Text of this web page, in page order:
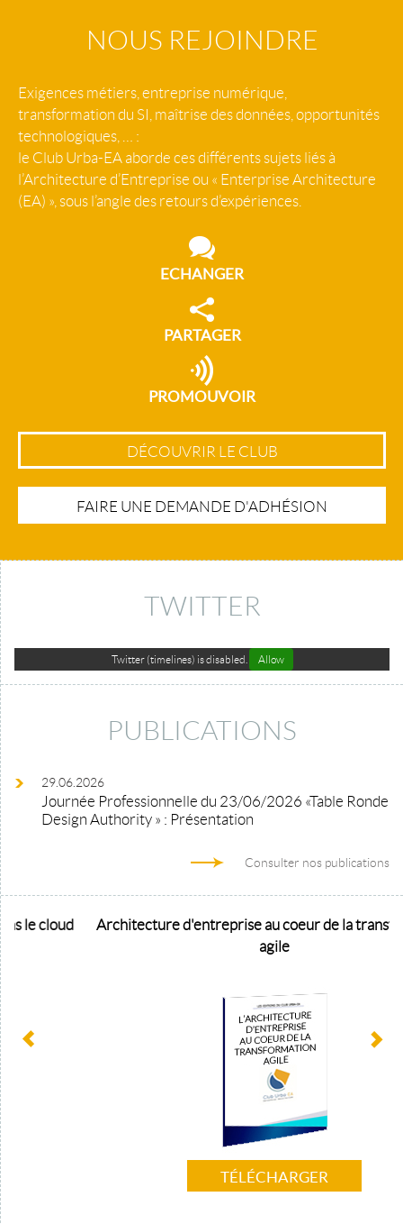
NOUS REJOINDRE
Exigences métiers, entreprise numérique,
transformation du SI, maîtrise des données, opportunités
technologiques, … :
le Club Urba-EA aborde ces différents sujets liés à
l’Architecture d’Entreprise ou « Enterprise Architecture
(EA) », sous l’angle des retours d’expériences.
ECHANGER
PARTAGER
PROMOUVOIR
DÉCOUVRIR LE CLUB
FAIRE UNE DEMANDE D'ADHÉSION
TWITTER
Twitter (timelines) is disabled. Allow
PUBLICATIONS
29.06.2026
Journée Professionnelle du 23/06/2026 «Table Ronde
Design Authority » : Présentation
Consulter nos publications
cloud
Architecture d'entreprise au coeur de la
TÉLÉCHARGER